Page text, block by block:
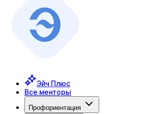
Эйч Плюс
Все менторы
Профориентация